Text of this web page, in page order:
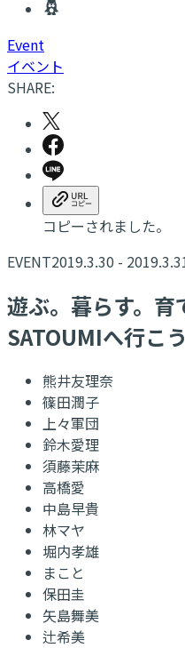
Event
イベント
SHARE:
コピーされました。
EVENT2019.3.30 -
遊ぶ。暮らす。育
SATOUMIへ行こ
熊井友理奈
篠田潤子
上々軍団
鈴木愛理
須藤茉麻
高橋愛
中島早貴
林マヤ
堀内孝雄
まこと
保田圭
矢島舞美
辻希美